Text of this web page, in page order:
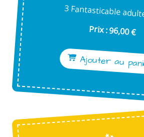
3 Fantasticable
Prix : 96,00 €
Ajouter au